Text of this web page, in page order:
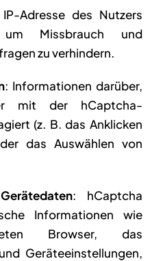
Adresse des Nutzers
Missbrauch und
zu verhindern.
: Informationen darüber,
mit der hCaptcha-
(z. B. das Anklicken
das Auswählen von
: hCaptcha
Informationen wie
Browser, das
Geräteeinstellungen,